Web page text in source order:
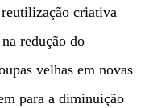
criativa
redução do
velhas em novas
para a diminuição